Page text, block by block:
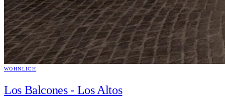
WOHNLICH
Los Balcones - Los Altos